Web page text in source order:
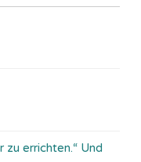
zu errichten.“ Und